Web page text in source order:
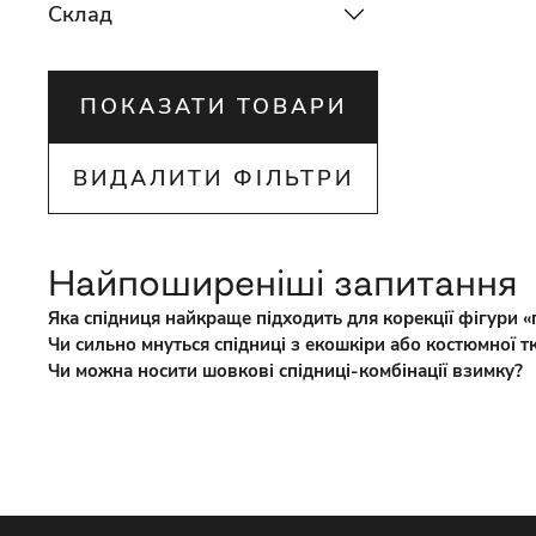
Склад
ПОКАЗАТИ ТОВАРИ
ВИДАЛИТИ ФІЛЬТРИ
Найпоширеніші запитання
Яка спідниця найкраще підходить для корекції фігури
Чи сильно мнуться спідниці з екошкіри або костюмної
Чи можна носити шовкові спідниці-комбінації взимку?